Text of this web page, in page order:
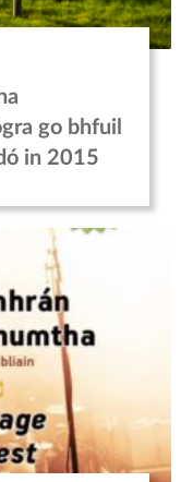
go bhfuil
in 2015